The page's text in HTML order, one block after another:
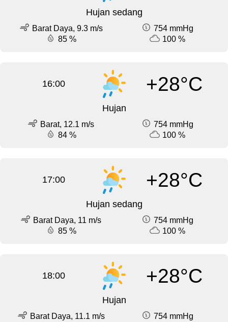
Hujan sedang
Barat Daya, 9.3 m/s
754 mmHg
85 %
100 %
16:00 +28°C
Hujan
Barat, 12.1 m/s
754 mmHg
84 %
100 %
17:00 +28°C
Hujan sedang
Barat Daya, 11 m/s
754 mmHg
85 %
100 %
18:00 +28°C
Hujan
Barat Daya, 11.1 m/s
754 mmHg